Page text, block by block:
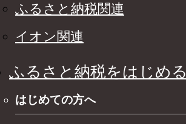
ふるさと納税関連
イオン関連
ふるさと納税をはじめる
はじめての方へ